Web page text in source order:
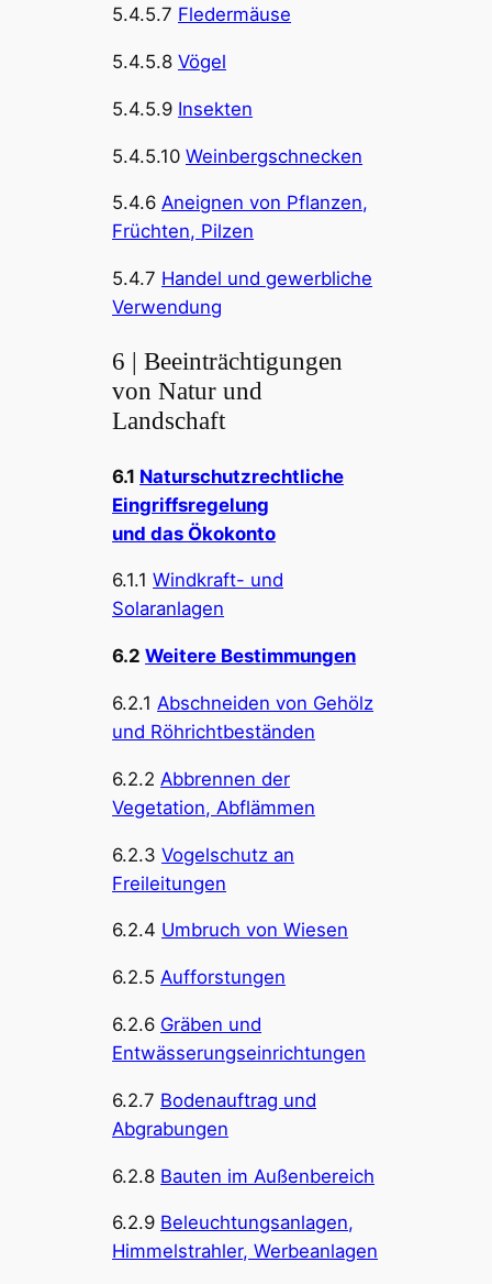
5.4.5.7 Fledermäuse
5.4.5.8Vögel
5.4.5.9 Insekten
5.4.5.10Weinbergschnecken
5.4.6Aneignen von Pflanzen,
Früchten, Pilzen
5.4.7 Handel und gewerbliche
Verwendung
6 | Beeinträchtigungen
von Natur und
Landschaft
6.1 Naturschutzrechtliche
Eingriffsregelung
und das Ökokonto
6.1.1Windkraft- und
Solaranlagen
6.2Weitere Bestimmungen
6.2.1 Abschneiden von Gehölz
und Röhrichtbeständen
6.2.2 Abbrennen der
Vegetation, Abflämmen
6.2.3Vogelschutz an
Freileitungen
6.2.4 Umbruch von Wiesen
6.2.5Aufforstungen
6.2.6 Gräben und
Entwässerungseinrichtungen
6.2.7 Bodenauftrag und
Abgrabungen
6.2.8 Bauten im Außenbereich
6.2.9 Beleuchtungsanlagen,
Himmelstrahler, Werbeanlagen